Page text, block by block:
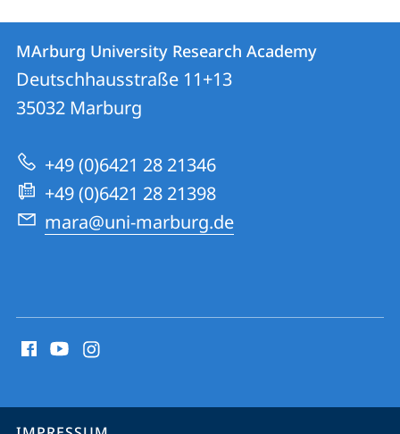
Kontakt
und
Informationen
zur
Website
Kontaktinformationen
MArburg
University
Research
Academy
MArburg University Research Academy
Deutschhausstraße 11+13
35032 Marburg
+49 (0)6421 28 21346
+49 (0)6421 28 21398
mara@uni-marburg.de
Media
Service-